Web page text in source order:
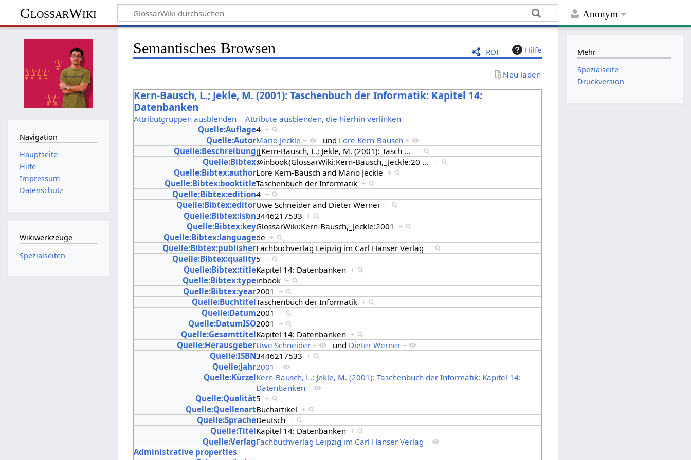
Anonym
GlossarWiki
RDF Hilfe
Semantisches Browsen
Neu laden
Kern-Bausch, L.; Jekle, M. (2001): Taschenbuch der Informatik: Kapitel 14:
Datenbanken
Attributgruppen ausblenden
Attribute ausblenden, die hierhin verlinken
Quelle:Auflage4 +
Quelle:AutorMario Jeckle + und Lore Kern-Bausch +
Quelle:Beschreibung[[Kern-Bausch, L.; Jekle, M. (2001): Tasch …
+
Quelle:Bibtex@inbook{GlossarWiki:Kern-Bausch,_Jeckle:20 …
+
Quelle:Bibtex:authorLore Kern-Bausch and Mario Jeckle +
Quelle:Bibtex:booktitleTaschenbuch der Informatik +
Quelle:Bibtex:edition4 +
Quelle:Bibtex:editorUwe Schneider and Dieter Werner +
Quelle:Bibtex:isbn3446217533 +
Quelle:Bibtex:keyGlossarWiki:Kern-Bausch,_Jeckle:2001 +
Quelle:Bibtex:languagede +
Quelle:Bibtex:publisherFachbuchverlag Leipzig im Carl Hanser Verlag +
Quelle:Bibtex:quality5 +
Quelle:Bibtex:titleKapitel 14: Datenbanken +
Quelle:Bibtex:typeinbook +
Quelle:Bibtex:year2001 +
Quelle:BuchtitelTaschenbuch der Informatik +
Quelle:Datum2001 +
Quelle:DatumISO2001 +
Quelle:GesamttitelKapitel 14: Datenbanken +
Quelle:HerausgeberUwe Schneider + und Dieter Werner +
Quelle:ISBN3446217533 +
Quelle:Jahr2001 +
Quelle:KürzelKern-Bausch, L.; Jekle, M. (2001): Taschenbuch der Informatik: Kapitel 14:
Datenbanken +
Quelle:Qualität5 +
Quelle:QuellenartBuchartikel +
Quelle:SpracheDeutsch +
Quelle:TitelKapitel 14: Datenbanken +
Quelle:VerlagFachbuchverlag Leipzig im Carl Hanser Verlag +
Administrative properties
Navigation
Hauptseite
Hilfe
Impressum
Datenschutz
Wikiwerkzeuge
Spezialseiten
Mehr
Spezialseite
Druckversion